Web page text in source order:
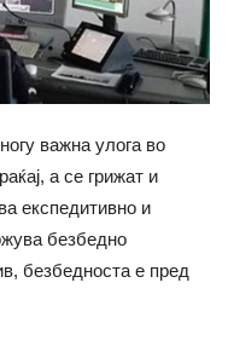
важна улога во
а се грижат и
експедитивно и
безбедно
безбедноста е пред